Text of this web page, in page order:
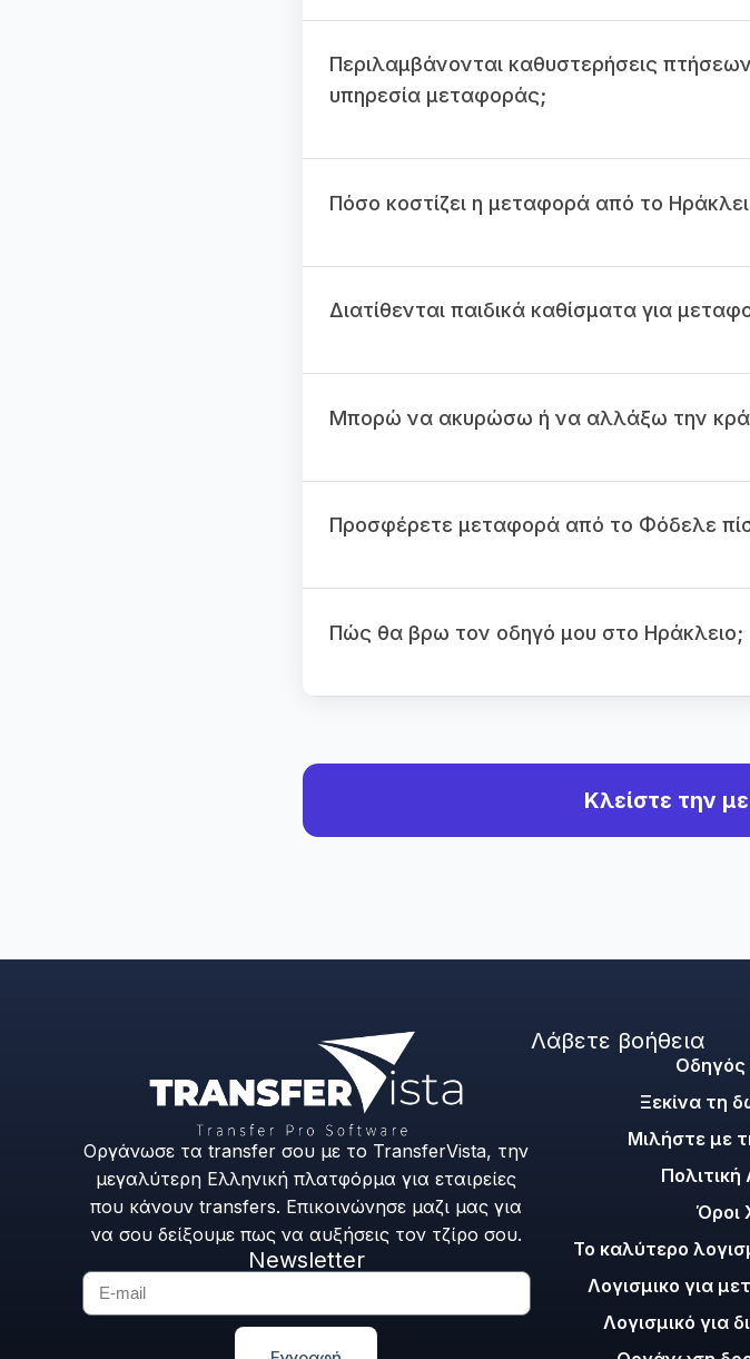
Περιλαμβάνονται καθυστερήσεις
υπηρεσία μεταφοράς;
Πόσο κοστίζει η μεταφορά από το
Διατίθενται παιδικά καθίσματα για
Μπορώ να ακυρώσω ή να αλλάξω την
Προσφέρετε μεταφορά από το Φόδελε
Πώς θα βρω τον οδηγό μου στο Ηράκλειο;
Κλείστε την
Οργάνωσε τα transfer σου με το TransferVista, την
μεγαλύτερη Ελληνική πλατφόρμα για εταιρείες
που κάνουν transfers. Επικοινώνησε μαζι μας για
να σου δείξουμε πως να αυξήσεις τον τζίρο σου.
Newsletter
Λάβετε βοήθεια
Οδηγός
Ξεκίνα τη
Μιλήστε με
Όροι
Το καλύτερο
Λογισμικο για
Λογισμικό για